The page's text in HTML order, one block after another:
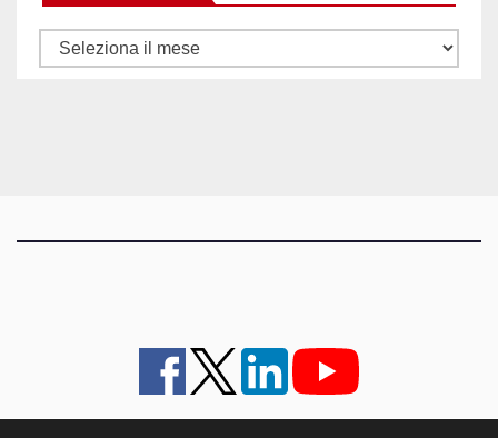
Tutti